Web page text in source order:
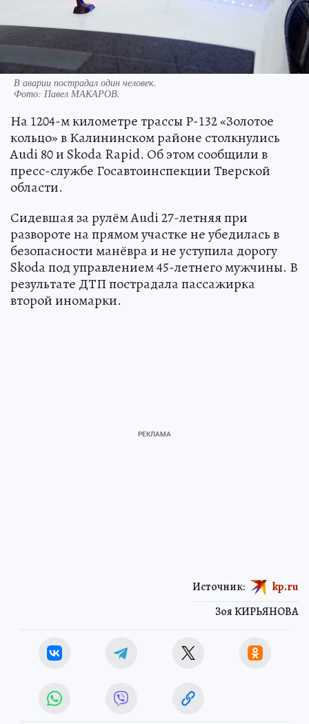
В аварии пострадал один человек.
Фото: Павел МАКАРОВ.
На 1204-м километре трассы Р-132 «Золотое
кольцо» в Калининском районе столкнулись
Audi 80 и Skoda Rapid. Об этом сообщили в
пресс-службе Госавтоинспекции Тверской
области.
Сидевшая за рулём Audi 27-летняя при
развороте на прямом участке не убедилась в
безопасности манёвра и не уступила дорогу
Skoda под управлением 45-летнего мужчины. В
результате ДТП пострадала пассажирка
второй иномарки.
Зоя КИРЬЯНОВА
Источник: kp.ru